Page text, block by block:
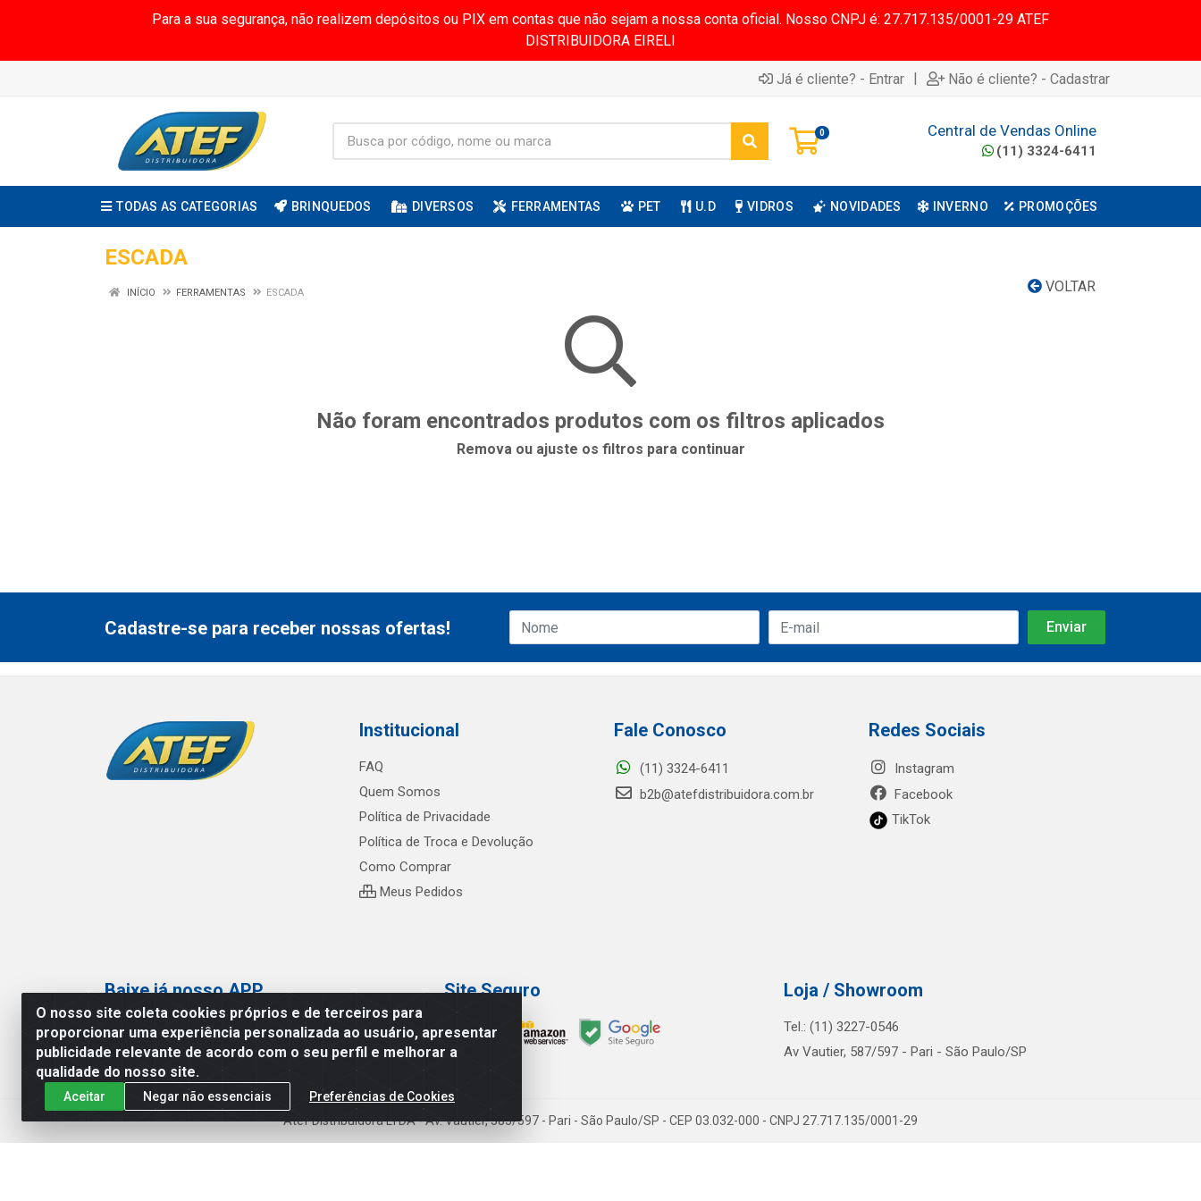
Para a sua segurança, não realizem depósitos ou PIX em contas que não sejam a nossa conta oficial. Nosso CNPJ é: 27.717.135/0001-29 ATEF
DISTRIBUIDORA EIRELI
Já é cliente? - Entrar | Não é cliente? - Cadastrar
0 Central de Vendas Online
(11) 3324-6411
TODAS AS CATEGORIAS BRINQUEDOS DIVERSOS FERRAMENTAS PET U.D VIDROS NOVIDADES INVERNO PROMOÇÕES
ESCADA
VOLTAR
INÍCIO FERRAMENTAS ESCADA
Não foram encontrados produtos com os filtros aplicados
Remova ou ajuste os filtros para continuar
O nosso site coleta cookies próprios e de terceiros para
proporcionar uma experiência personalizada ao usuário, apresentar
publicidade relevante de acordo com o seu perfil e melhorar a
qualidade do nosso site.
Aceitar Negar não essenciais Preferências de Cookies
Cadastre-se para receber nossas ofertas!
Institucional
FAQ
Quem Somos
Política de Privacidade
Política de Troca e Devolução
Como Comprar
Meus Pedidos
Fale Conosco
(11) 3324-6411
b2b@atefdistribuidora.com.br
Redes Sociais
Instagram
Facebook
TikTok
Baixe já nosso APP Site Seguro Loja / Showroom
Tel.: (11) 3227-0546
Av Vautier, 587/597 - Pari - São Paulo/SP
Atef Distribuidora LTDA - Av. Vautier, 585/597 - Pari - São Paulo/SP - CEP 03.032-000 - CNPJ 27.717.135/0001-29